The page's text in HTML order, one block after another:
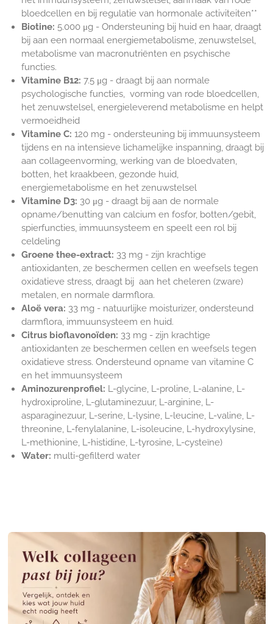
bloedcellen en bij regulatie van hormonale activiteiten**
Biotine: 5.000 μg - Ondersteuning bij huid en haar, draagt ​​
bij aan een normaal energiemetabolisme, zenuwstelsel,
metabolisme van macronutriënten en psychische
functies.
Vitamine B12: 7.5 μg - draagt bij aan normale
psychologische functies, vorming van rode bloedcellen,
het zenuwstelsel, energieleverend metabolisme en helpt
vermoeidheid
Vitamine C: 120 mg - ondersteuning bij immuunsysteem
tijdens en na intensieve lichamelijke inspanning, draagt ​​bij
aan collageenvorming, werking van de bloedvaten,
botten, het kraakbeen, gezonde huid,
energiemetabolisme en het zenuwstelsel
Vitamine D3: 30 μg - draagt ​​bij aan de normale
opname/benutting van calcium en fosfor, botten/gebit,
spierfuncties, immuunsysteem en speelt een rol bij
celdeling
Groene thee-extract: 33 mg - zijn krachtige
antioxidanten, ze beschermen cellen en weefsels tegen
oxidatieve stress, draagt bij aan het cheleren (zware)
metalen, en normale darmflora.
Aloë vera: 33 mg - natuurlijke moisturizer, ondersteund
darmflora, immuunsysteem en huid.
Citrus bioflavonoïden: 33 mg - zijn krachtige
antioxidanten ze beschermen cellen en weefsels tegen
oxidatieve stress. Ondersteund opname van vitamine C
en het immuunsysteem
Aminozurenprofiel: L-glycine, L-proline, L-alanine, L-
hydroxiproline, L-glutaminezuur, L-arginine, L-
asparaginezuur, L-serine, L-lysine, L-leucine, L-valine, L-
threonine, L-fenylalanine, L-isoleucine, L-hydroxylysine,
L-methionine, L-histidine, L-tyrosine, L-cysteïne)
Water: multi-gefilterd water